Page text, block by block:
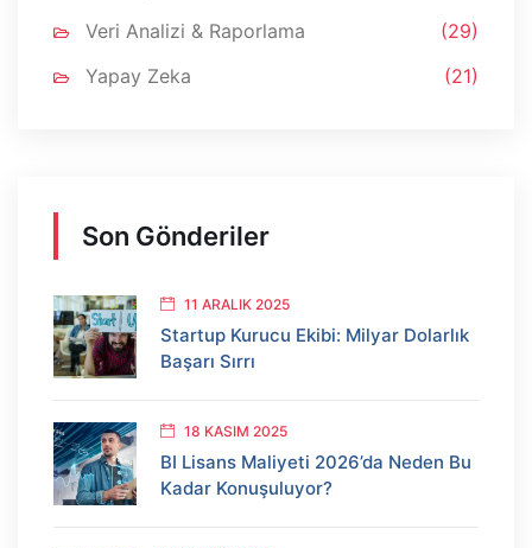
Veri Analizi & Raporlama
(29)
Yapay Zeka
(21)
Son Gönderiler
11 ARALIK 2025
Startup Kurucu Ekibi: Milyar Dolarlık
Başarı Sırrı
18 KASIM 2025
BI Lisans Maliyeti 2026’da Neden Bu
Kadar Konuşuluyor?